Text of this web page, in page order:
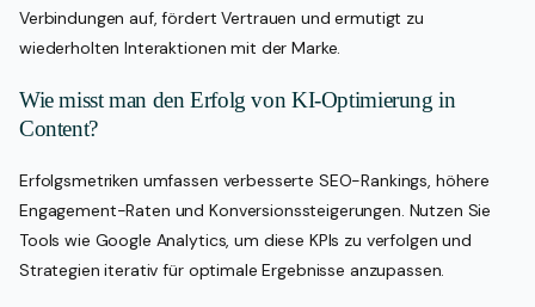
Verbindungen auf, fördert Vertrauen und ermutigt zu
wiederholten Interaktionen mit der Marke.
Wie misst man den Erfolg von KI-Optimierung in
Content?
Erfolgsmetriken umfassen verbesserte SEO-Rankings, höhere
Engagement-Raten und Konversionssteigerungen. Nutzen Sie
Tools wie Google Analytics, um diese KPIs zu verfolgen und
Strategien iterativ für optimale Ergebnisse anzupassen.